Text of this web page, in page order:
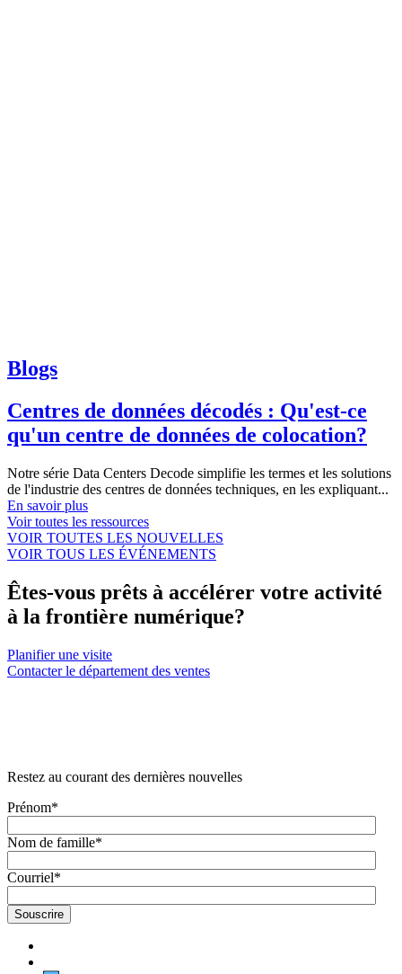
Blogs
Centres de données décodés : Qu'est-ce
qu'un centre de données de colocation?
Notre série Data Centers Decode simplifie les termes et les solutions
de l'industrie des centres de données techniques, en les expliquant...
En savoir plus
Voir toutes les ressources
VOIR TOUTES LES NOUVELLES
VOIR TOUS LES ÉVÉNEMENTS
Êtes-vous prêts à accélérer votre activité
à la frontière numérique?
Planifier une visite
Contacter le département des ventes
Restez au courant des dernières nouvelles
Prénom*
Nom de famille*
Courriel*